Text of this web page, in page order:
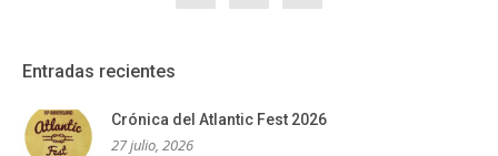
Entradas recientes
Crónica del Atlantic Fest 2026
27 julio, 2026